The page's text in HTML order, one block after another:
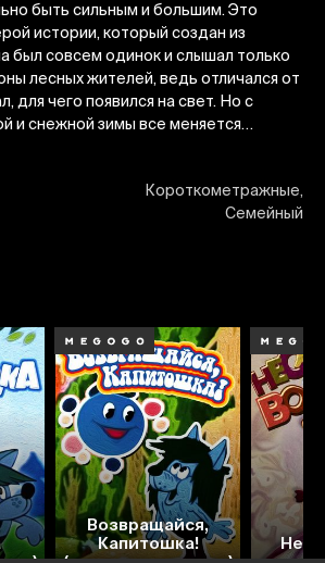
быть сильным и большим. Это
истории, который создан из
был совсем одинок и слышал только
лесных жителей, ведь отличался от
для чего появился на свет. Но с
и снежной зимы все меняется…
Короткометражные,
Семейный
Возвращайся,
Капитошка!
7.1 7.0